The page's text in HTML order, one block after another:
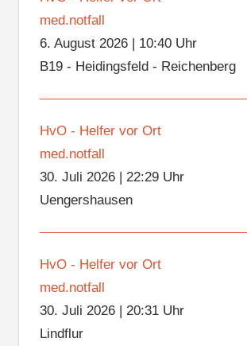
med.notfall
6. August 2026| 10:40 Uhr
B19 - Heidingsfeld - Reichenberg
HvO - Helfer vor Ort
med.notfall
30. Juli 2026| 22:29 Uhr
Uengershausen
HvO - Helfer vor Ort
med.notfall
30. Juli 2026| 20:31 Uhr
Lindflur